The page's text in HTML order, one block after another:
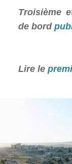
Troisième
de bord
Lire le